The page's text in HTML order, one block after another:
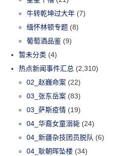
牛转乾坤过大年 (7)
缅怀林顿专题 (8)
葡萄酒品鉴 (9)
暂未分类 (4)
热点新闻事件汇总 (2,310)
02_赵巍命案 (22)
03_张东岳案 (83)
03_萨斯疫情 (19)
04_华裔女童溺毙 (24)
04_新疆杂技团员脱队 (6)
04_耿朝晖坠楼 (34)